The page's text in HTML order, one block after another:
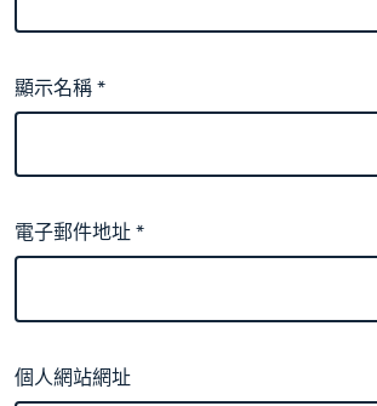
顯示名稱*
電子郵件地址*
個人網站網址